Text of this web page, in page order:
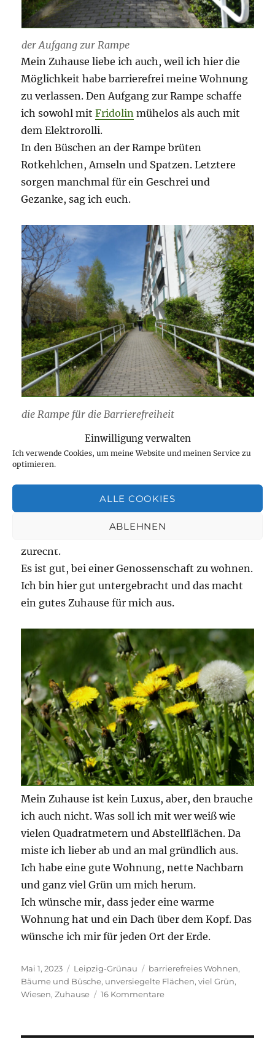
Einwilligung verwalten
Ich verwende Cookies, um meine Website und meinen Service zu
optimieren.
ALLE COOKIES
ABLEHNEN
der Aufgang zur Rampe
Mein Zuhause liebe ich auch, weil ich hier die
Möglichkeit habe barrierefrei meine Wohnung
zu verlassen. Den Aufgang zur Rampe schaffe
ich sowohl mitFridolin mühelos als auch mit
dem Elektrorolli.
In den Büschen an der Rampe brüten
Rotkehlchen, Amseln und Spatzen. Letztere
sorgen manchmal für ein Geschrei und
Gezanke, sag ich euch.
die Rampe für die Barrierefreiheit
Die Rampe führt an den Wohnungen vorbei.
Ebenerdig kann ich den Raum erreichen, der
zur Wohnung führt, wo aber auch
Mobilitätshilfen abgestellt werden. Zwei
Wohnungen teilen sich immer einen Eingang
zurecht.
Es ist gut, bei einer Genossenschaft zu wohnen.
Ich bin hier gut untergebracht und das macht
ein gutes Zuhause für mich aus.
Mein Zuhause ist kein Luxus, aber, den brauche
ich auch nicht. Was soll ich mit wer weiß wie
vielen Quadratmetern und Abstellflächen. Da
miste ich lieber ab und an mal gründlich aus.
Ich habe eine gute Wohnung, nette Nachbarn
und ganz viel Grün um mich herum.
Ich wünsche mir, dass jeder eine warme
Wohnung hat und ein Dach über dem Kopf. Das
wünsche ich mir für jeden Ort der Erde.
Veröffentlicht
am
Mai 1, 2023 Kategorien
Leipzig-Grünau Schlagwörter
barrierefreies Wohnen,
Bäume und Büsche, unversiegelte Flächen,viel Grün,
Wiesen,Zuhause 16 Kommentarezu